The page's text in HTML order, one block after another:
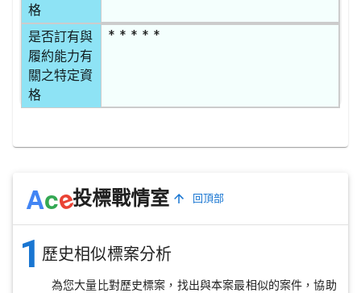
格
是否訂有與
履約能力有
關之特定資
格
* * * * *
Ace投標戰情室 回頂部
1 歷史相似標案分析
為您大量比對歷史標案，找出與本案最相似的案件，協助